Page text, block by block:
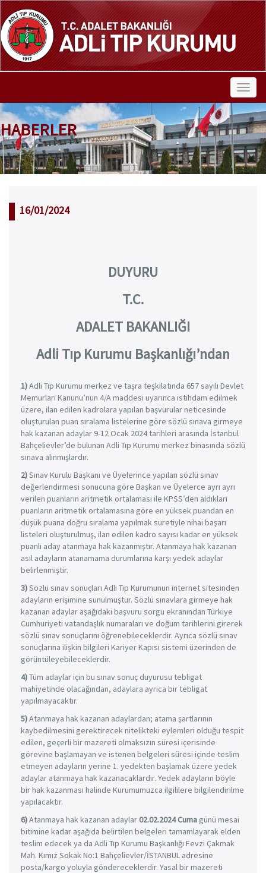
HABERLER
16/01/2024
DUYURU
T.C.
ADALET BAKANLIĞI
Adli Tıp Kurumu Başkanlığı’ndan
1)Adli Tıp Kurumu merkez ve taşra teşkilatında 657 sayılı Devlet
Memurları Kanunu’nun 4/A maddesi uyarınca istihdam edilmek
üzere, ilan edilen kadrolara yapılan başvurular neticesinde
oluşturulan puan sıralama listelerine göre sözlü sınava girmeye
hak kazanan adaylar 9-12 Ocak 2024 tarihleri arasında İstanbul
Bahçelievler’de bulunan Adli Tıp Kurumu merkez binasında sözlü
sınava alınmışlardır.
2)Sınav Kurulu Başkanı ve Üyelerince yapılan sözlü sınav
değerlendirmesi sonucuna göre Başkan ve Üyelerce ayrı ayrı
verilen puanların aritmetik ortalaması ile KPSS’den aldıkları
puanların aritmetik ortalamasına göre en yüksek puandan en
düşük puana doğru sıralama yapılmak suretiyle nihai başarı
listeleri oluşturulmuş, ilan edilen kadro sayısı kadar en yüksek
puanlı aday atanmaya hak kazanmıştır. Atanmaya hak kazanan
asıl adayların atanamama durumlarına karşı yedek adaylar
belirlenmiştir.
3)Sözlü sınav sonuçları Adli Tıp Kurumunun internet sitesinden
adayların erişimine sunulmuştur. Sözlü sınavlara girmeye hak
kazanan adaylar aşağıdaki başvuru sorgu ekranından Türkiye
Cumhuriyeti vatandaşlık numaraları ve doğum tarihlerini girerek
sözlü sınav sonuçlarını öğrenebileceklerdir. Ayrıca sözlü sınav
sonuçlarına ilişkin bilgileri Kariyer Kapısı sistemi üzerinden de
görüntüleyebileceklerdir.
4)Tüm adaylar için bu sınav sonuç duyurusu tebligat
mahiyetinde olacağından, adaylara ayrıca bir tebligat
yapılmayacaktır.
5)Atanmaya hak kazanan adaylardan; atama şartlarının
kaybedilmesini gerektirecek nitelikteki eylemleri olduğu tespit
edilen, geçerli bir mazereti olmaksızın süresi içerisinde
görevine başlamayan ve istenen belgeleri süresi içinde teslim
etmeyen adayların yerine 1. yedekten başlamak üzere yedek
adaylar atanmaya hak kazanacaklardır. Yedek adayların böyle
bir hak kazanması halinde Kurumumuzca ilgililere bilgilendirilme
yapılacaktır.
6)Atanmaya hak kazanan adaylar 02.02.2024 Cuma günü mesai
bitimine kadar aşağıda belirtilen belgeleri tamamlayarak elden
teslim edecek ya da Adli Tıp Kurumu Başkanlığı Fevzi Çakmak
Mah. Kımız Sokak No:1 Bahçelievler/İSTANBUL adresine
posta/kargo yoluyla göndereceklerdir. Yasal bir mazereti